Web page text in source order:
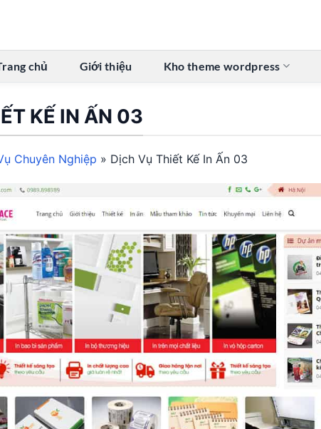
chủ Giới thiệu Kho theme wordpress
KẾ IN ẤN 03
Chuyên Nghiệp » Dịch Vụ Thiết Kế In Ấn 03